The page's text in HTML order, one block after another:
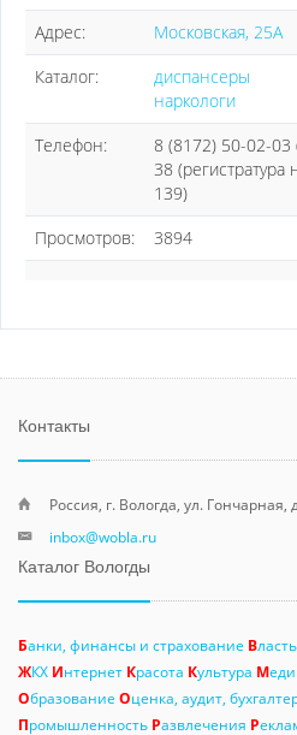
Адрес:
Московская, 25А
Каталог:
диспансеры
наркологи
Телефон:
8 (8172) 50-02-03
38
139)
Просмотров:
3894
Контакты
Россия, г. Вологда, ул. Гончарная,
inbox@wobla.ru
Каталог Вологды
Банки, финансы и страхование В
ЖКХ Интернет Красота Культура М
Образование Оценка, аудит,
Промышленность Развлечения Р